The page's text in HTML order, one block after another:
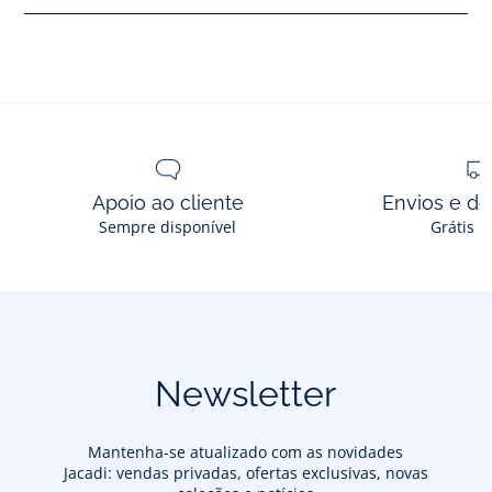
Apoio ao cliente
Sempre disponível
Envios e
Grátis
Newsletter
Mantenha-se atualizado com as novidades
Jacadi: vendas privadas, ofertas exclusivas, novas